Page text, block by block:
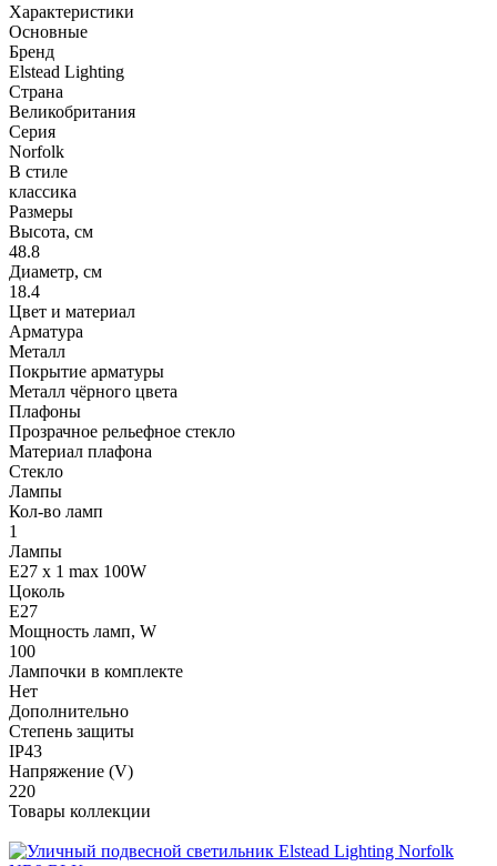
Характеристики
Основные
Бренд
Elstead Lighting
Страна
Великобритания
Серия
Norfolk
В стиле
классика
Размеры
Высота, см
48.8
Диаметр, см
18.4
Цвет и материал
Арматура
Металл
Покрытие арматуры
Металл чёрного цвета
Плафоны
Прозрачное рельефное стекло
Материал плафона
Стекло
Лампы
Кол-во ламп
1
Лампы
E27 x 1 max 100W
Цоколь
E27
Мощность ламп, W
100
Лампочки в комплекте
Нет
Дополнительно
Степень защиты
IP43
Напряжение (V)
220
Товары коллекции